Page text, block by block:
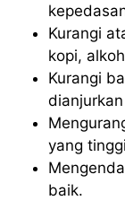
Kurangi
kopi,
Kurangi
yang tinggi
baik.